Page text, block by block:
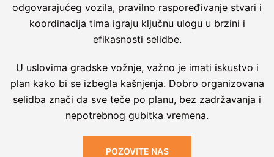
odgovarajućeg vozila, pravilno raspoređivanje stvari i
koordinacija tima igraju ključnu ulogu u brzini i
efikasnosti selidbe.
U uslovima gradske vožnje, važno je imati iskustvo i
plan kako bi se izbegla kašnjenja. Dobro organizovana
selidba znači da sve teče po planu, bez zadržavanja i
nepotrebnog gubitka vremena.
POZOVITE NAS